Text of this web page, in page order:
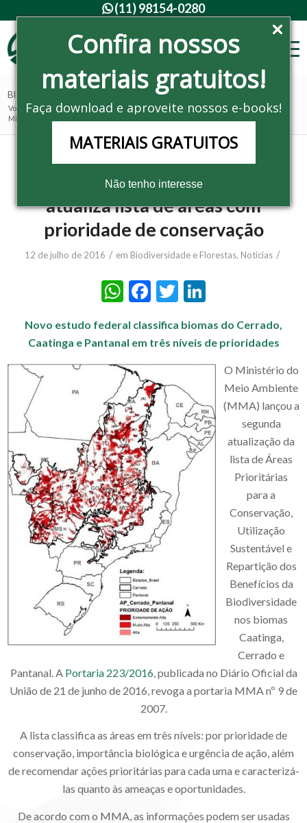
Confira nossos
materiais gratuitos!
Faça download e aproveite nossos e-books!
MATERIAIS GRATUITOS
Não tenho interesse
(11) 98154-0280
Blog - Últimas notícias
Você está aqui: Home / Noticias / Biodiversidade e Florestas
/
Ministério do Meio Ambiente atualiza lista de áreas com prioridade de c...
Ministério do Meio Ambiente
atualiza lista de áreas com
prioridade de conservação
12 de julho de 2016 / em Biodiversidade e Florestas, Noticias /
WhatsApp
Facebook
Twitter
Novo estudo federal classifica biomas do Cerrado,
Caatinga e Pantanal em três níveis de prioridades
O Ministério do
Meio Ambiente
(MMA) lançou a
segunda
atualização da
lista de Áreas
Prioritárias
para a
Conservação,
Utilização
Sustentável e
Repartição dos
Benefícios da
Biodiversidade
nos biomas
Caatinga,
Cerrado e
Pantanal. A Portaria 223/2016, publicada no Diário Oficial da
União de 21 de junho de 2016, revoga a portaria MMA nº 9 de
2007.
A lista classifica as áreas em três níveis: por prioridade de
conservação, importância biológica e urgência de ação, além
de recomendar ações prioritárias para cada uma e caracterizá-
las quanto às ameaças e oportunidades.
De acordo com o MMA, as informações podem ser usadas